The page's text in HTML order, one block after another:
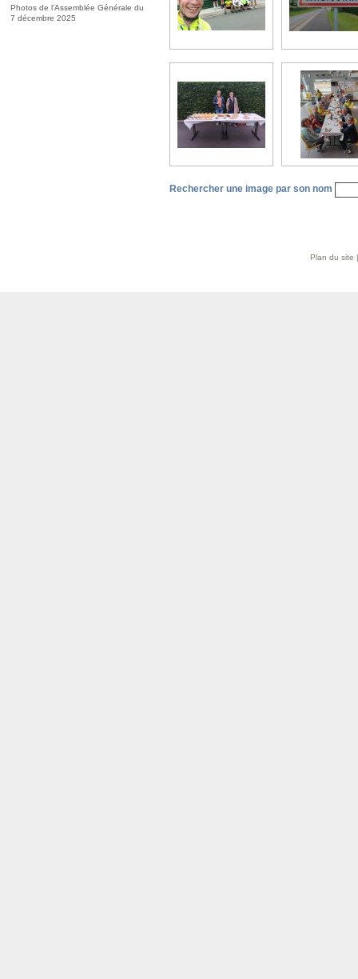
Photos de l’Assemblée Générale du
7 décembre 2025
Rechercher une image par son nom
Plan du site